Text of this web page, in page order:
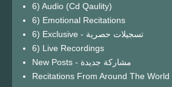
6) Audio (Cd Qaulity)
6) Emotional Recitations
6) Exclusive - تسجيلات حصرية
6) Live Recordings
New Posts - مشاركة جديدة
Recitations From Around The World